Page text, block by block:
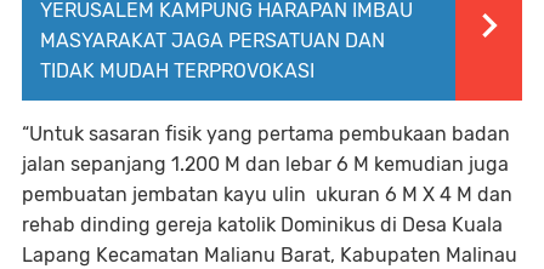
YERUSALEM KAMPUNG HARAPAN IMBAU
MASYARAKAT JAGA PERSATUAN DAN
TIDAK MUDAH TERPROVOKASI
“Untuk sasaran fisik yang pertama pembukaan badan
jalan sepanjang 1.200 M dan lebar 6 M kemudian juga
pembuatan jembatan kayu ulin ukuran 6 M X 4 M dan
rehab dinding gereja katolik Dominikus di Desa Kuala
Lapang Kecamatan Malianu Barat, Kabupaten Malinau